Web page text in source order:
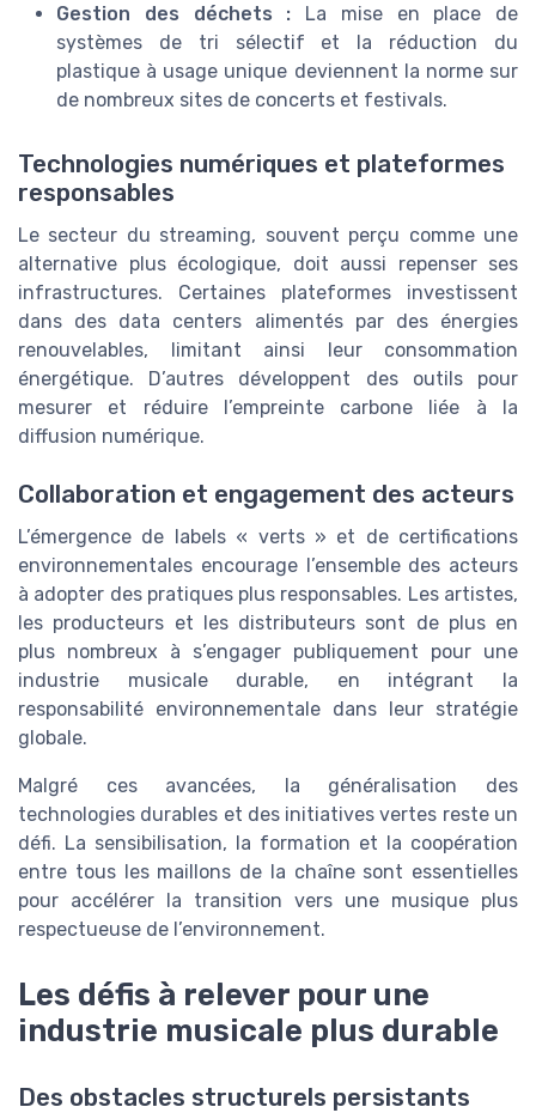
Gestion des déchets : La mise en place de
systèmes de tri sélectif et la réduction du
plastique à usage unique deviennent la norme sur
de nombreux sites de concerts et festivals.
Technologies numériques et plateformes
responsables
Le secteur du streaming, souvent perçu comme une
alternative plus écologique, doit aussi repenser ses
infrastructures. Certaines plateformes investissent
dans des data centers alimentés par des énergies
renouvelables, limitant ainsi leur consommation
énergétique. D’autres développent des outils pour
mesurer et réduire l’empreinte carbone liée à la
diffusion numérique.
Collaboration et engagement des acteurs
L’émergence de labels « verts » et de certifications
environnementales encourage l’ensemble des acteurs
à adopter des pratiques plus responsables. Les artistes,
les producteurs et les distributeurs sont de plus en
plus nombreux à s’engager publiquement pour une
industrie musicale durable, en intégrant la
responsabilité environnementale dans leur stratégie
globale.
Malgré ces avancées, la généralisation des
technologies durables et des initiatives vertes reste un
défi. La sensibilisation, la formation et la coopération
entre tous les maillons de la chaîne sont essentielles
pour accélérer la transition vers une musique plus
respectueuse de l’environnement.
Les défis à relever pour une
industrie musicale plus durable
Des obstacles structurels persistants